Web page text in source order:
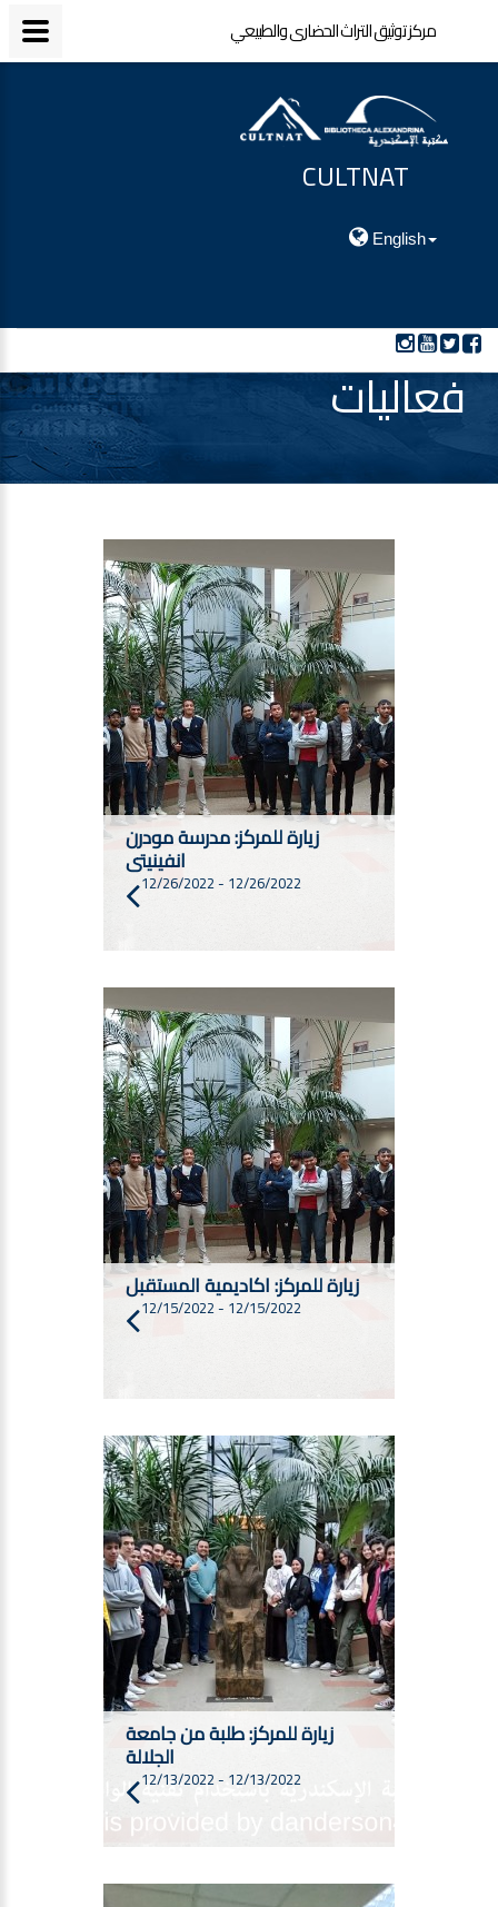
CULTNAT
English
فعاليات
زيارة للمركز: مدرسة مودرن
انفينيتى
12/26/2022
-
12/26/2022
زيارة للمركز: اكاديمية المستقبل
12/15/2022
-
12/15/2022
زيارة للمركز: طلبة من جامعة
الجلالة
12/13/2022
-
12/13/2022
مركز توثيق التراث الحضارى والطبيعي